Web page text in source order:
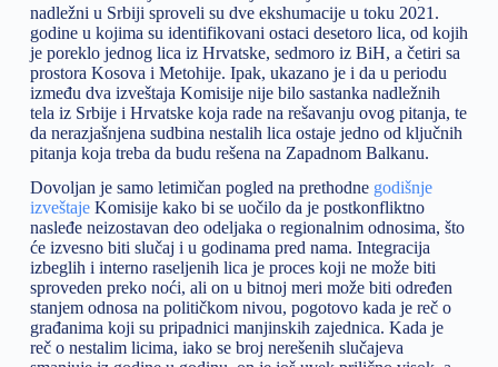
nadležni u Srbiji sproveli su dve ekshumacije u toku 2021.
godine u kojima su identifikovani ostaci desetoro lica, od kojih
je poreklo jednog lica iz Hrvatske, sedmoro iz BiH, a četiri sa
prostora Kosova i Metohije. Ipak, ukazano je i da u periodu
između dva izveštaja Komisije nije bilo sastanka nadležnih
tela iz Srbije i Hrvatske koja rade na rešavanju ovog pitanja, te
da nerazjašnjena sudbina nestalih lica ostaje jedno od ključnih
pitanja koja treba da budu rešena na Zapadnom Balkanu.
Dovoljan je samo letimičan pogled na prethodne godišnje
izveštajeKomisije kako bi se uočilo da je postkonfliktno
nasleđe neizostavan deo odeljaka o regionalnim odnosima, što
će izvesno biti slučaj i u godinama pred nama. Integracija
izbeglih i interno raseljenih lica je proces koji ne može biti
sproveden preko noći, ali on u bitnoj meri može biti određen
stanjem odnosa na političkom nivou, pogotovo kada je reč o
građanima koji su pripadnici manjinskih zajednica. Kada je
reč o nestalim licima, iako se broj nerešenih slučajeva